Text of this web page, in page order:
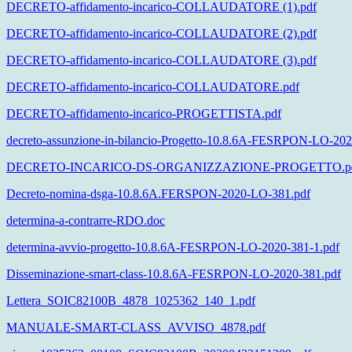
DECRETO-affidamento-incarico-COLLAUDATORE (1).pdf
DECRETO-affidamento-incarico-COLLAUDATORE (2).pdf
DECRETO-affidamento-incarico-COLLAUDATORE (3).pdf
DECRETO-affidamento-incarico-COLLAUDATORE.pdf
DECRETO-affidamento-incarico-PROGETTISTA.pdf
decreto-assunzione-in-bilancio-Progetto-10.8.6A-FESRPON-LO-
DECRETO-INCARICO-DS-ORGANIZZAZIONE-
Decreto-nomina-dsga-10.8.6A.FERSPON-2020-LO-381.pdf
determina-a-contrarre-RDO.doc
determina-avvio-progetto-10.8.6A-FESRPON-LO-2020-381-1.pdf
Disseminazione-smart-class-10.8.6A-FESRPON-LO-2020-381.pdf
Lettera_SOIC82100B_4878_1025362_140_1.pdf
MANUALE-SMART-CLASS_AVVISO_4878.pdf